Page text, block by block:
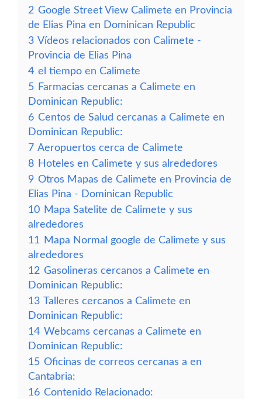
2 Google Street View Calimete en Provincia
de Elias Pina en Dominican Republic
3 Vídeos relacionados con Calimete -
Provincia de Elias Pina
4 el tiempo en Calimete
5 Farmacias cercanas a Calimete en
Dominican Republic:
6 Centos de Salud cercanas a Calimete en
Dominican Republic:
7 Aeropuertos cerca de Calimete
8 Hoteles en Calimete y sus alrededores
9 Otros Mapas de Calimete en Provincia de
Elias Pina - Dominican Republic
10 Mapa Satelite de Calimete y sus
alrededores
11
Mapa Normal google de Calimete y sus
alrededores
12 Gasolineras cercanos a Calimete en
Dominican Republic:
13 Talleres cercanos a Calimete en
Dominican Republic:
14 Webcams cercanas a Calimete en
Dominican Republic:
15 Oficinas de correos cercanas a en
Cantabria:
16 Contenido Relacionado: